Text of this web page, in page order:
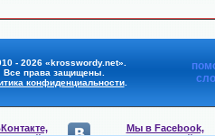
- 2026 «krosswordy.net».
Все права защищены.
конфиденциальности.
Мы в Facebook,